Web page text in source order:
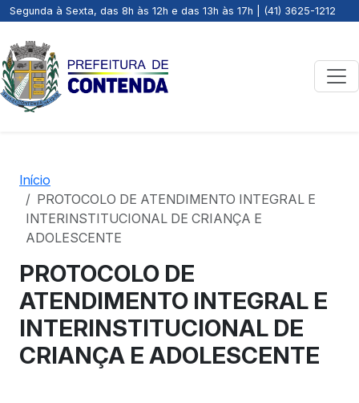
Segunda à Sexta, das 8h às 12h e das 13h às 17h | (41) 3625-1212
Início
PROTOCOLO DE ATENDIMENTO INTEGRAL E
INTERINSTITUCIONAL DE CRIANÇA E
ADOLESCENTE
PROTOCOLO DE
ATENDIMENTO INTEGRAL E
INTERINSTITUCIONAL DE
CRIANÇA E ADOLESCENTE